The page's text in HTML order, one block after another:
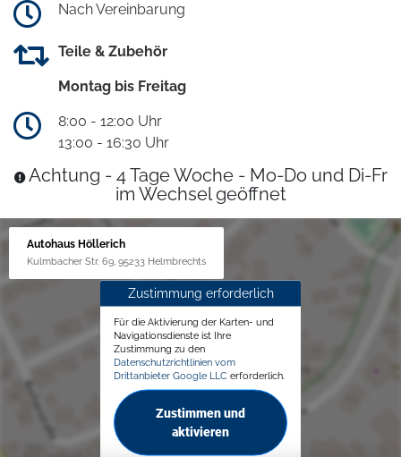
Nach Vereinbarung
Teile & Zubehör
Montag bis Freitag
8:00 - 12:00 Uhr
13:00 - 16:30 Uhr
Achtung - 4 Tage Woche - Mo-Do und Di-Fr
im Wechsel geöffnet
Autohaus Höllerich
Kulmbacher Str. 69, 95233 Helmbrechts
Zustimmung erforderlich
Für die Aktivierung der Karten- und
Navigationsdienste ist Ihre
Zustimmung zu den
Datenschutzrichtlinien vom
Drittanbieter Google LLC erforderlich.
Zustimmen und
aktivieren